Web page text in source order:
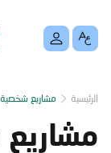
الرئيسية مشاريع شخصية